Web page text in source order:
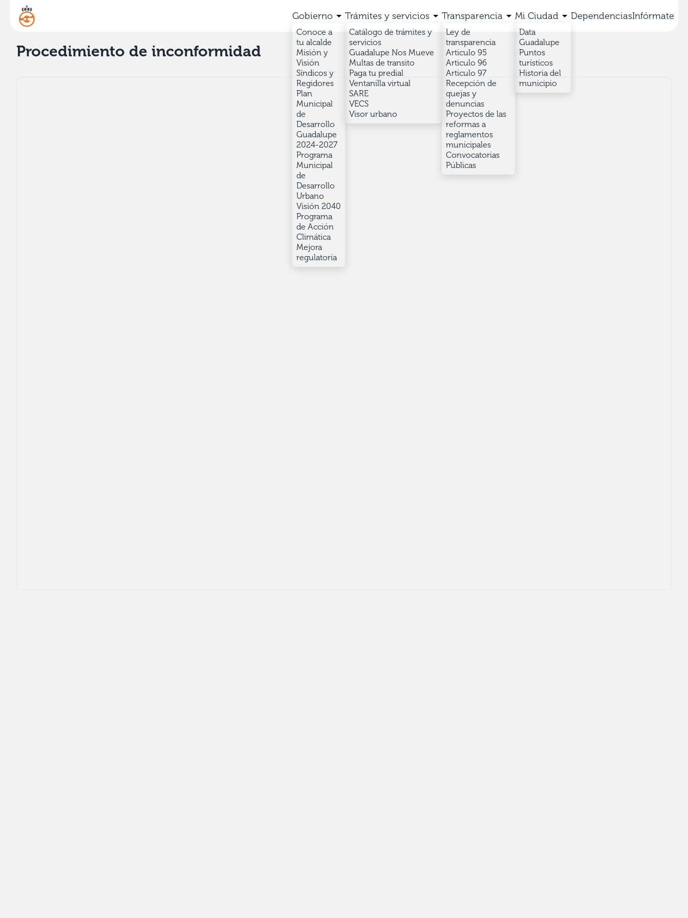
Gobierno
Conoce a
tu alcalde
Misión y
Visión
Síndicos y
Regidores
Plan
Municipal
de
Desarrollo
Guadalupe
2024-2027
Programa
Municipal
de
Desarrollo
Urbano
Visión 2040
Programa
de Acción
Climática
Mejora
regulatoria
Trámites y servicios
Catálogo de trámites y
servicios
Guadalupe Nos Mueve
Multas de transito
Paga tu predial
Ventanilla virtual
SARE
VECS
Visor urbano
Transparencia
Ley de
transparencia
Articulo 95
Articulo 96
Articulo 97
Recepción de
quejas y
denuncias
Proyectos de las
reformas a
reglamentos
municipales
Convocatorias
Públicas
Mi Ciudad
Data
Guadalupe
Puntos
turísticos
Historia del
municipio
DependenciasInfórmate
Procedimiento de inconformidad